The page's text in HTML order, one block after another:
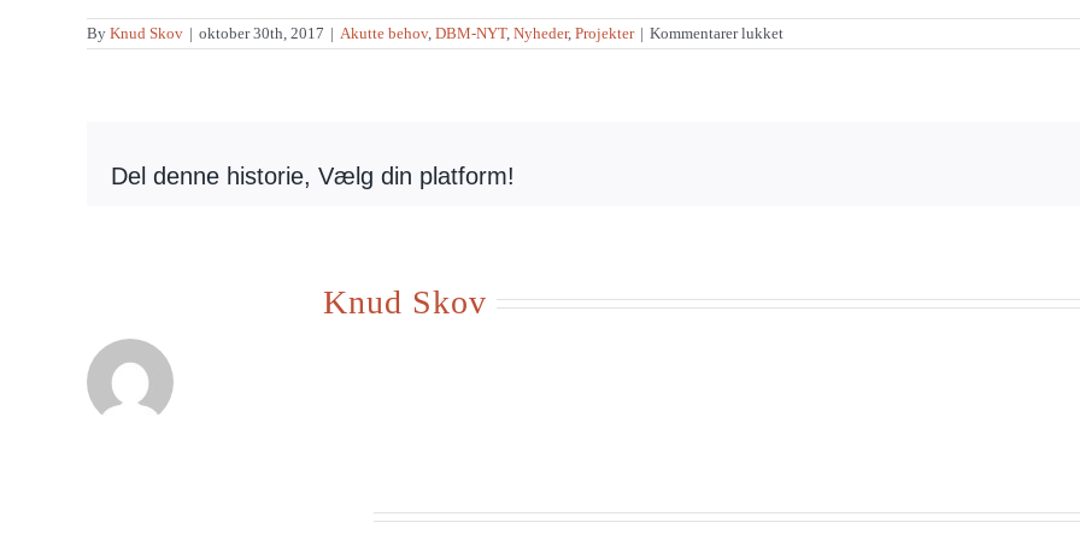
By Knud Skov | oktober 30th, 2017 | Akutte behov, DBM-NYT, Nyheder, Projekter | Kommentarer lukkettil
Varmeanlæg
Del denne historie, Vælg din platform!
Knud Skov